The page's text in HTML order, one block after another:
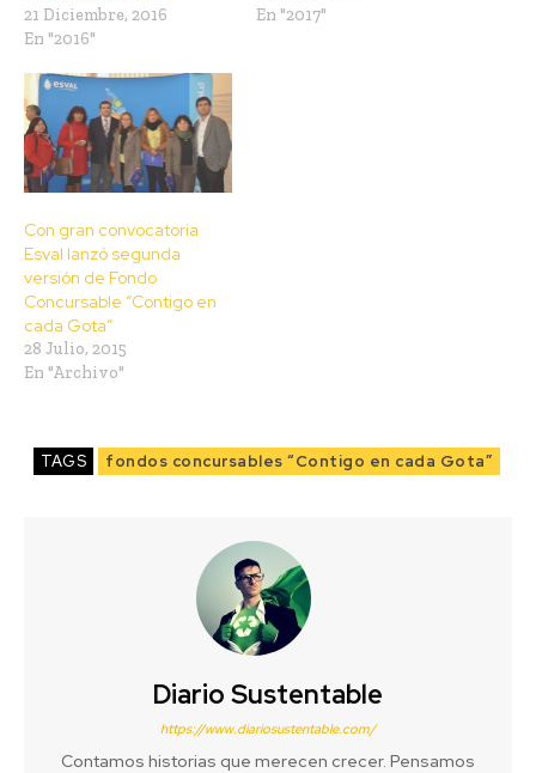
21 Diciembre, 2016
En "2016"
En "2017"
Con gran convocatoria
Esval lanzó segunda
versión de Fondo
Concursable “Contigo en
cada Gota”
28 Julio, 2015
En "Archivo"
TAGS fondos concursables “Contigo en cada Gota”
Diario Sustentable
https://www.diariosustentable.com/
Contamos historias que merecen crecer. Pensamos